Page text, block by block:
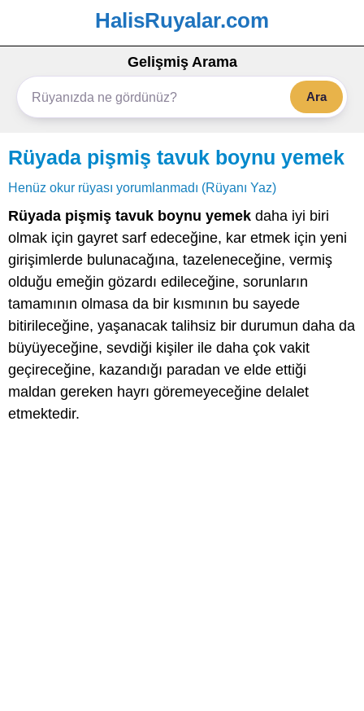
HalisRuyalar.com
Gelişmiş Arama
Ara
Rüyada pişmiş tavuk boynu yemek
Henüz okur rüyası yorumlanmadı (Rüyanı Yaz)
Rüyada pişmiş tavuk boynu yemek daha iyi biri
olmak için gayret sarf edeceğine, kar etmek için yeni
girişimlerde bulunacağına, tazeleneceğine, vermiş
olduğu emeğin gözardı edileceğine, sorunların
tamamının olmasa da bir kısmının bu sayede
bitirileceğine, yaşanacak talihsiz bir durumun daha da
büyüyeceğine, sevdiği kişiler ile daha çok vakit
geçireceğine, kazandığı paradan ve elde ettiği
maldan gereken hayrı göremeyeceğine delalet
etmektedir.